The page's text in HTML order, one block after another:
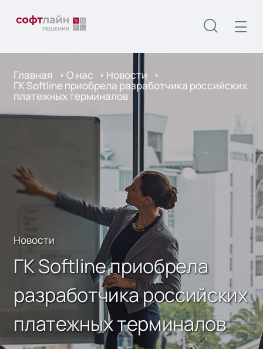
Главная О нас Новости
ГК Softline приобрела разработчика российских
платежных терминалов
Новости
ГК Softline приобрела
разработчика российских
платежных терминалов